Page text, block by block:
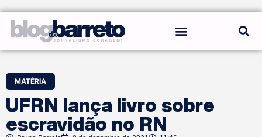
MATÉRIA
UFRN lança livro sobre
escravidão no RN